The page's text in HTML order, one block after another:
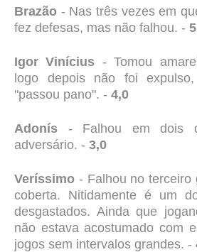
Brazão - Nas três vezes em
fez defesas, mas não falhou. -
Igor Vinícius - Tomou
logo depois não foi
"passou pano". - 4,0
Adonís - Falhou em dois
adversário. - 3,0
Veríssimo - Falhou no terceiro
coberta. Nitidamente é um
desgastados. Ainda que
não estava acostumado com
jogos sem intervalos grandes. -